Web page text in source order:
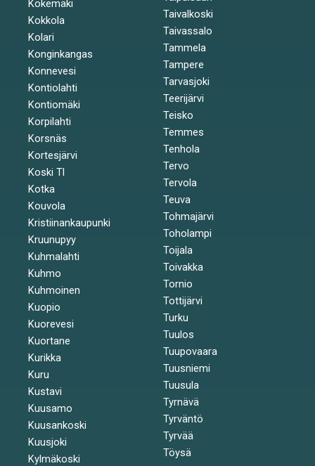
Kokemäki
Kokkola
Kolari
Konginkangas
Konnevesi
Kontiolahti
Kontiomäki
Korpilahti
Korsnäs
Kortesjärvi
Koski Tl
Kotka
Kouvola
Kristiinankaupunki
Kruunupyy
Kuhmalahti
Kuhmo
Kuhmoinen
Kuopio
Kuorevesi
Kuortane
Kurikka
Kuru
Kustavi
Kuusamo
Kuusankoski
Kuusjoki
Kylmäkoski
Taivalkoski
Taivassalo
Tammela
Tampere
Tarvasjoki
Teerijärvi
Teisko
Temmes
Tenhola
Tervo
Tervola
Teuva
Tohmajärvi
Toholampi
Toijala
Toivakka
Tornio
Tottijärvi
Turku
Tuulos
Tuupovaara
Tuusniemi
Tuusula
Tyrnävä
Tyrväntö
Tyrvää
Töysä